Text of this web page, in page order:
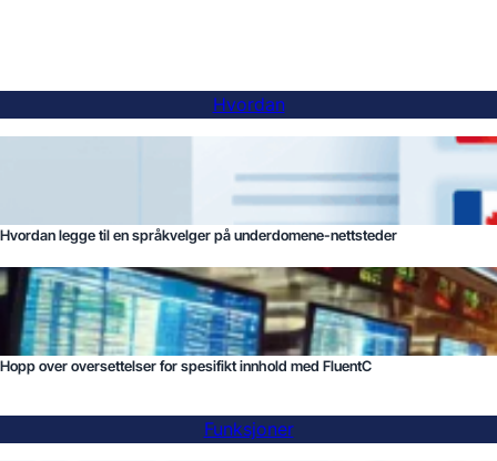
Hvordan
Hvordan legge til en språkvelger på underdomene-nettsteder
Hopp over oversettelser for spesifikt innhold med FluentC
Funksjoner